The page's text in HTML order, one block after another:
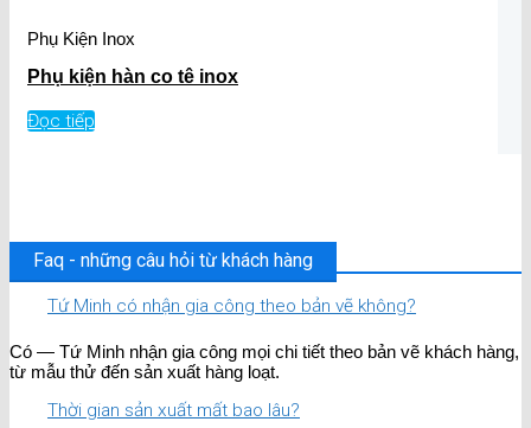
Phụ Kiện Inox
Phụ kiện hàn co tê inox
Đọc tiếp
Faq - những câu hỏi từ khách hàng
Tứ Minh có nhận gia công theo bản vẽ không?
Có — Tứ Minh nhận gia công mọi chi tiết theo bản vẽ khách hàng,
từ mẫu thử đến sản xuất hàng loạt.
Thời gian sản xuất mất bao lâu?